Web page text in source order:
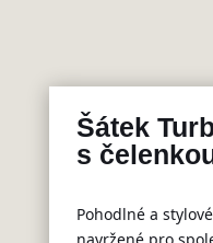
Šátek
s
Pohodlné a